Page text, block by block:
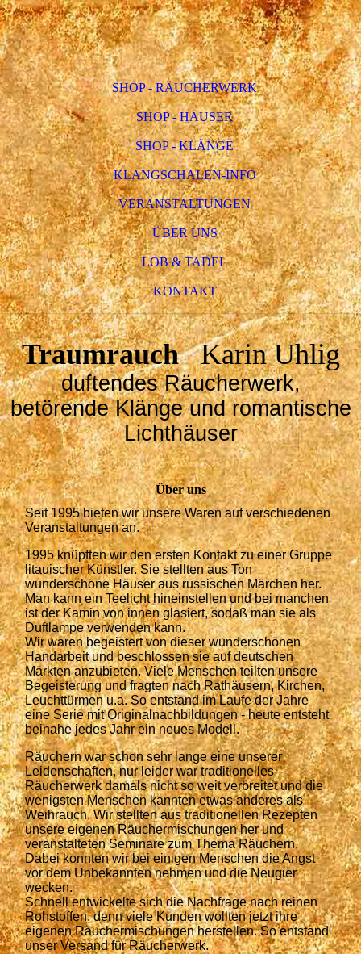
SHOP - RÄUCHERWERK
SHOP - HÄUSER
SHOP - KLÄNGE
KLANGSCHALEN-INFO
VERANSTALTUNGEN
ÜBER UNS
LOB & TADEL
KONTAKT
Traumrauch Karin Uhlig
duftendes Räucherwerk,
betörende Klänge und romantische
Lichthäuser
Über uns
Seit 1995 bieten wir unsere Waren auf verschiedenen
Veranstaltungen an.
1995 knüpften wir den ersten Kontakt zu einer Gruppe
litauischer Künstler. Sie stellten aus Ton
wunderschöne Häuser aus russischen Märchen her.
Man kann ein Teelicht hineinstellen und bei manchen
ist der Kamin von innen glasiert, sodaß man sie als
Duftlampe verwenden kann.
Wir waren begeistert von dieser wunderschönen
Handarbeit und beschlossen sie auf deutschen
Märkten anzubieten. Viele Menschen teilten unsere
Begeisterung und fragten nach Rathäusern, Kirchen,
Leuchttürmen u.a. So entstand im Laufe der Jahre
eine Serie mit Originalnachbildungen - heute entsteht
beinahe jedes Jahr ein neues Modell.
Räuchern war schon sehr lange eine unserer
Leidenschaften, nur leider war traditionelles
Räucherwerk damals nicht so weit verbreitet und die
wenigsten Menschen kannten etwas anderes als
Weihrauch.Wir stellten aus traditionellen Rezepten
unsere eigenen Räuchermischungen her und
veranstalteten Seminare zum Thema Räuchern.
Dabei konnten wir bei einigen Menschen die Angst
vor dem Unbekannten nehmen und die Neugier
wecken.
Schnell entwickelte sich die Nachfrage nach reinen
Rohstoffen, denn viele Kunden wollten jetzt ihre
eigenen Räuchermischungen herstellen. So entstand
unser Versand für Räucherwerk.